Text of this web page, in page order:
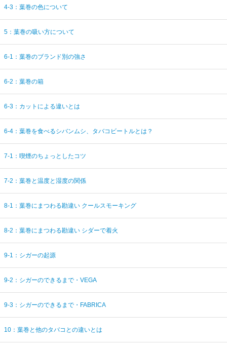
4-3：葉巻の色について
5：葉巻の吸い方について
6-1：葉巻のブランド別の強さ
6-2：葉巻の箱
6-3：カットによる違いとは
6-4：葉巻を食べるシバンムシ、タバコビートルとは？
7-1：喫煙のちょっとしたコツ
7-2：葉巻と温度と湿度の関係
8-1：葉巻にまつわる勘違い クールスモーキング
8-2：葉巻にまつわる勘違い シダーで着火
9-1：シガーの起源
9-2：シガーのできるまで・VEGA
9-3：シガーのできるまで・FABRICA
10：葉巻と他のタバコとの違いとは